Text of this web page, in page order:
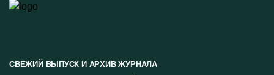
СВЕЖИЙ ВЫПУСК И АРХИВ ЖУРНАЛА